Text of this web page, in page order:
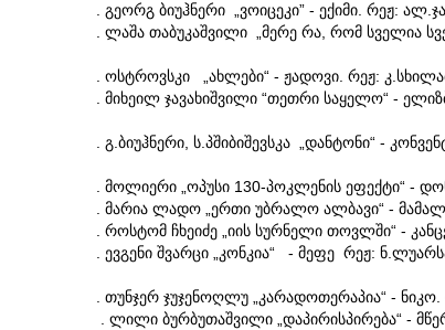
. გეორგ ბიუჰნერი „ვოიცეკი” - ექიმი. რეჟ:
. ლაშა თაბუკაშვილი „მერე რა, რომ სველია
. ოსტროვსკი „ახლები“ - ჟადოვი. რეჟ:
. მიხეილ ჯავახიშვილი “თეთრი საყელო“ -
. გ.ბიუჰნერი, ს.პშიბიშევსკა „დანტონი“ -
. მოლიერი „ოპუსი 130-პოკლენის ეფექტი“ -
. მარია ლადო „ერთი უბრალო ალბავი“ -
. როსტომ ჩხეიძე „იის სურნელი თოვლში“ -
. ევგენი შვარცი „კონკია“ - მეფე რეჟ:
. თუნჯერ ჯუჯენოღლუ „კარადოთერაპია“ -
. ლილი ბურბუთაშვილი „დაპირისპირება“ -